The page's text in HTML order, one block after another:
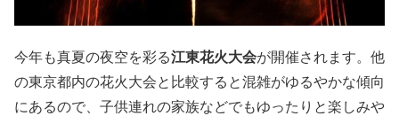
今年も真夏の夜空を彩る江東花火大会が開催されます。他
の東京都内の花火大会と比較すると混雑がゆるやかな傾向
にあるので、子供連れの家族などでもゆったりと楽しみや